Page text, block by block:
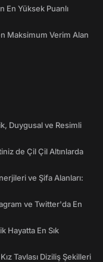
En Yüksek Puanlı
Maksimum Verim Alan
Duygusal ve Resimli
de Çil Çil Altınlarda
ve Şifa Alanları:
ve Twitter'da En
Hayatta En Sık
Tavlası Diziliş Şekilleri